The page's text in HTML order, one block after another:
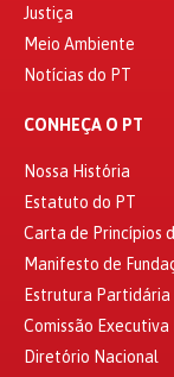
Justiça
Meio Ambiente
Notícias do PT
CONHEÇA O PT
Nossa História
Estatuto do PT
Carta de Princípios
Manifesto de
Estrutura Partidária
Comissão Executiva
Diretório Nacional